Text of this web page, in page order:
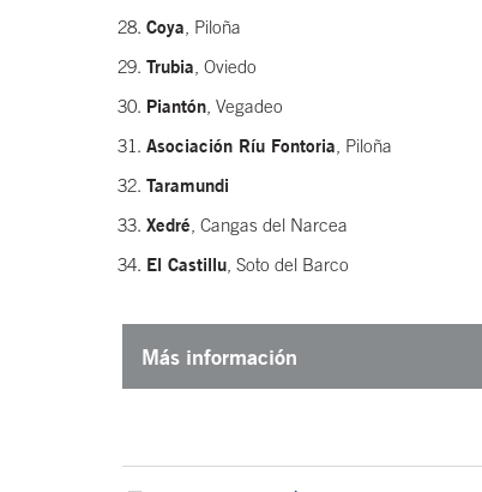
Coya , Piloña
Trubia , Oviedo
Piantón , Vegadeo
Asociación Ríu Fontoria , Piloña
Taramundi
Xedré , Cangas del Narcea
El Castillu , Soto del Barco
Más información